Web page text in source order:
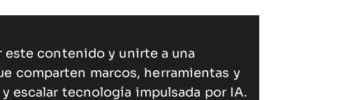
este contenido y unirte a una
comparten marcos, herramientas y
escalar tecnología impulsada por IA.